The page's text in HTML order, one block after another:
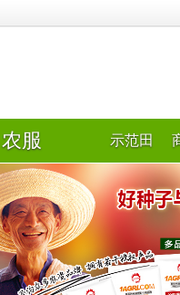
农服 示范田